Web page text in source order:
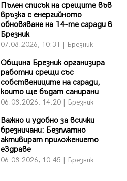
Пълен списък на срещите във
връзка с енергийното
обновяване на 14-те сгради в
Брезник
07.08.2026, 10:31 | Брезник
Община Брезник организира
работни срещи със
собствениците на сгради,
които ще бъдат санирани
06.08.2026, 14:20 | Брезник
Важно и удобно за всички
брезничани: Безплатно
активират приложението
еЗдраве
06.08.2026, 10:45 | Брезник